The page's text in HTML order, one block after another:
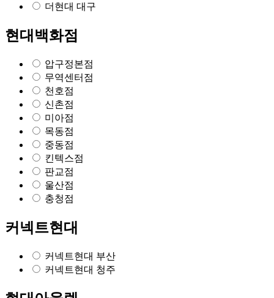
더현대 대구
현대백화점
압구정본점
무역센터점
천호점
신촌점
미아점
목동점
중동점
킨텍스점
판교점
울산점
충청점
커넥트현대
커넥트현대 부산
커넥트현대 청주